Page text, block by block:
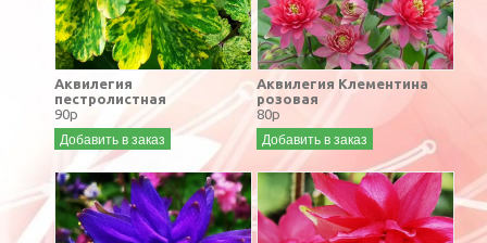
Аквилегия
пестролистная
90р
Добавить в заказ
Аквилегия Клементина
розовая
80р
Добавить в заказ